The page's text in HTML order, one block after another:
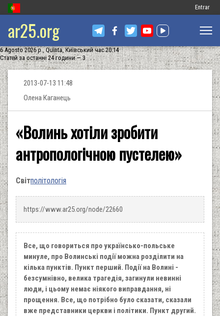
Меню
запису
Entrar
ar25.org
6 Agosto 2026 р., Quinta, Київський час 20:14
Статей за останні 24 години — 3
2013-07-13 11:48
Олена Каганець
«Волинь хотіли зробити
антропологічною пустелею»
Світполітологія
https://www.ar25.org/node/22660
Все, що говориться про українсько-польське
минуле, про Волинські події можна розділити на
кілька пунктів. Пункт перший. Події на Волині -
безсумнівно, велика трагедія, загинули невинні
люди, і цьому немає ніякого виправдання, ні
прощення. Все, що потрібно було сказати, сказали
вже представники церкви і політики. Пункт другий.